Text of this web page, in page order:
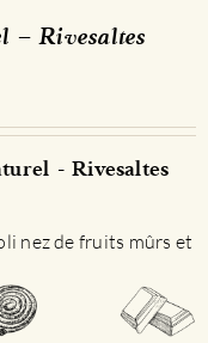
– Rivesaltes
- Rivesaltes
nez de fruits mûrs et